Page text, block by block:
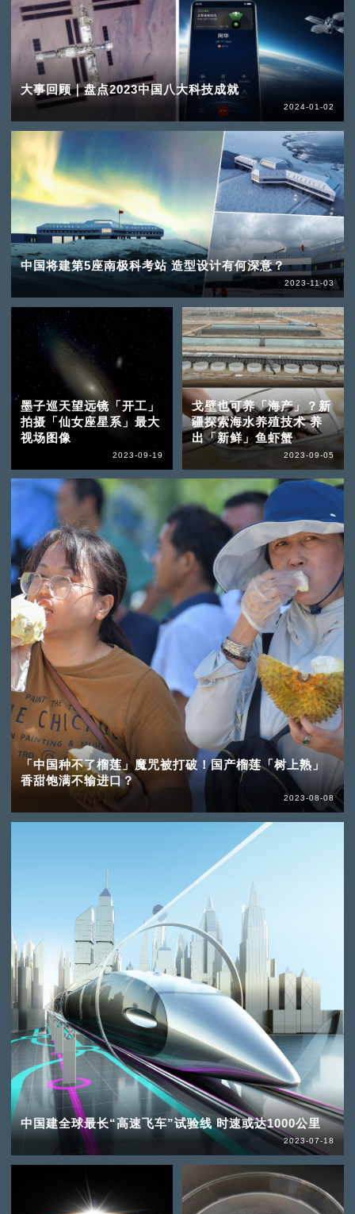
大事回顾｜盘点2023中国八大科技成就
2024-01-02
中国将建第5座南极科考站 造型设计有何深意？
2023-11-03
墨子巡天望远镜「开工」
拍摄「仙女座星系」最大
视场图像
2023-09-19
戈壁也可养「海产」？新
疆探索海水养殖技术 养
出「新鲜」鱼虾蟹
2023-09-05
「中国种不了榴莲」魔咒被打破！国产榴莲「树上熟」
香甜饱满不输进口？
2023-08-08
中国建全球最长“高速飞车”试验线 时速或达1000公里
2023-07-18